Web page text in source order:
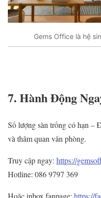
Gems Office là hệ
7. Hành Động
Số lượng sàn trống có hạn –
và thăm quan văn phòng.
Truy cập ngay: https://
Hotline: 086 9797 369
Hoặc inbox fanpage: https://